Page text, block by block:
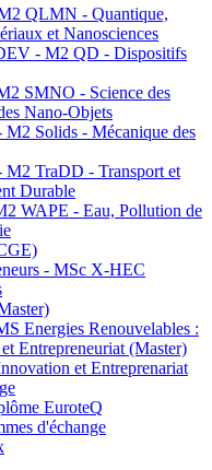
QLMN - Quantique,
et Nanosciences
- M2 QD - Dispositifs
SMNO - Science des
Nano-Objets
Solids - Mécanique des
TraDD - Transport et
Durable
WAPE - Eau, Pollution de
- MSc X-HEC
Energies Renouvelables :
Entrepreneuriat (Master)
et Entreprenariat
EuroteQ
d'échange